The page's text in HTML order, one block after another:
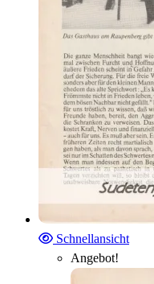
Schnellansicht
Angebot!